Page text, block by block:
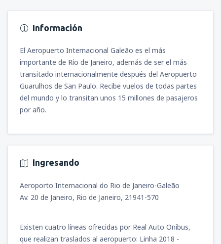
Información
El Aeropuerto Internacional Galeão es el más
importante de Río de Janeiro, además de ser el más
transitado internacionalmente después del Aeropuerto
Guarulhos de San Paulo. Recibe vuelos de todas partes
del mundo y lo transitan unos 15 millones de pasajeros
por año.
Ingresando
Aeroporto Internacional do Rio de Janeiro-Galeão
Av. 20 de Janeiro, Rio de Janeiro, 21941-570
Existen cuatro líneas ofrecidas por Real Auto Onibus,
que realizan traslados al aeropuerto: Linha 2018 -